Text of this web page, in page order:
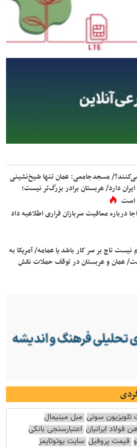
مسجدجامعی: عمان تنها شیخ‌نشینی
دارد/ عربستان برادر بزرگ‌تر نیست؛
است
درباره معافیت سربازان فراری اطلاعیه داد
نیست تاج بر سر کار باشد یا عمامه/ آمریکا به
عمان و عربستان در توقف حملات نقش
تلویزیون سونی مبل مینیمال
فولاد ایرانیان اعتبارسنجی بانکی
قیمت پروفیل سایت یوتوتایمز